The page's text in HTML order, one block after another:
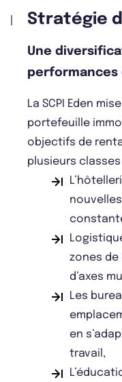
Stratégie
Une
performances
La SCPI Eden
portefeuille
objectifs de
plusieurs classes
zones
d’axes
Les
en
travail,